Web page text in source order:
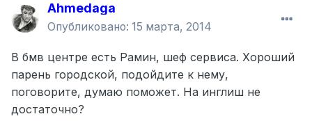
Ahmedaga
Опубликовано: 15 марта, 2014
В бмв центре есть Рамин, шеф сервиса. Хороший
парень городской, подойдите к нему,
поговорите, думаю поможет. На инглиш не
достаточно?